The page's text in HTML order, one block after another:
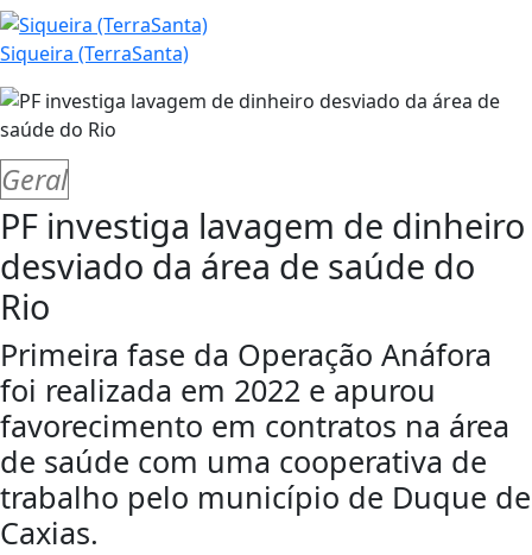
Siqueira (TerraSanta)
Geral
PF investiga lavagem de dinheiro
desviado da área de saúde do
Rio
Primeira fase da Operação Anáfora
foi realizada em 2022 e apurou
favorecimento em contratos na área
de saúde com uma cooperativa de
trabalho pelo município de Duque de
Caxias.